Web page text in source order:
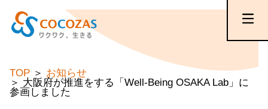
TOP
お知らせ
大阪府が推進をする「Well-Being OSAKA Lab」に
参画しました